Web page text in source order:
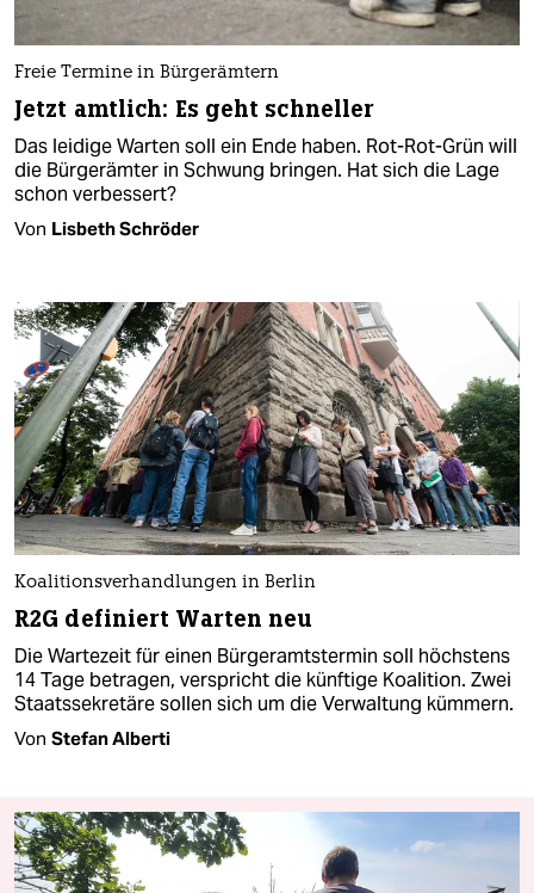
Freie Termine in Bürgerämtern
Jetzt amtlich: Es geht schneller
Das leidige Warten soll ein Ende haben. Rot-Rot-Grün will
die Bürgerämter in Schwung bringen. Hat sich die Lage
schon verbessert?
Von Lisbeth Schröder
Koalitionsverhandlungen in Berlin
R2G definiert Warten neu
Die Wartezeit für einen Bürgeramtstermin soll höchstens
14 Tage betragen, verspricht die künftige Koalition. Zwei
Staatssekretäre sollen sich um die Verwaltung kümmern.
Von Stefan Alberti